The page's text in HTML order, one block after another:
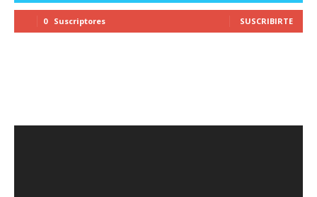
0 Suscriptores SUSCRIBIRTE